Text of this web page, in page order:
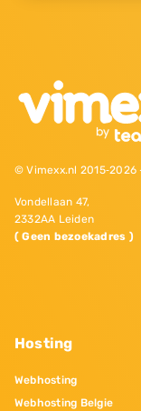
© Vimexx.nl
Vondellaan 47,
2332AA Leiden
( Geen bezoekadres )
Hosting
Webhosting
Webhosting Belgie